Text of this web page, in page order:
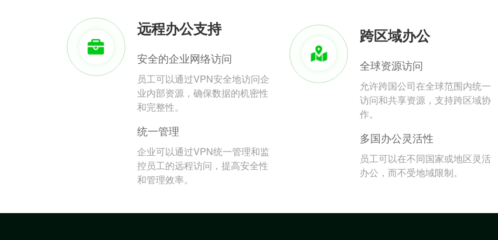
远程办公支持
安全的企业网络访问
员工可以通过VPN安全地访问企
业内部资源，确保数据的机密性
和完整性。
统一管理
企业可以通过VPN统一管理和监
控员工的远程访问，提高安全性
和管理效率。
跨区域办公
全球资源访问
允许跨国公司在全球范围内统一
访问和共享资源，支持跨区域协
作。
多国办公灵活性
员工可以在不同国家或地区灵活
办公，而不受地域限制。